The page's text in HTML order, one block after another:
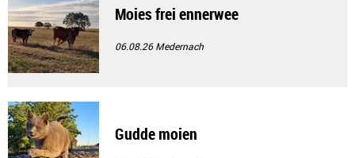
Moies frei ennerwee
06.08.26Medernach
Gudde moien